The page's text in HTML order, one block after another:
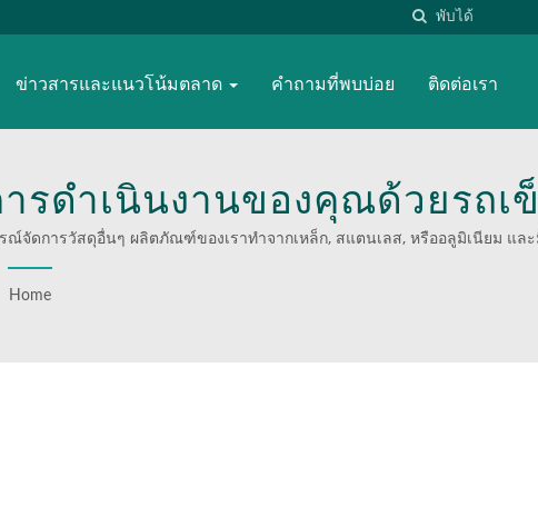
ข่าวสารและแนวโน้มตลาด คำถามที่พบบ่อย ติดต่อเรา
ดำเนินงานของคุณด้วยรถเ
อาชีพจาก WOODEVER
จัดการวัสดุอื่นๆ ผลิตภัณฑ์ของเราทำจากเหล็ก, สแตนเลส, หรืออลูมิเนียม และ
บริการโซลูชันแบบครบวงจรสำหรับ 353 แบรนด์ที่มีชื่อเสียงจากหลากหลายอุตส
Home